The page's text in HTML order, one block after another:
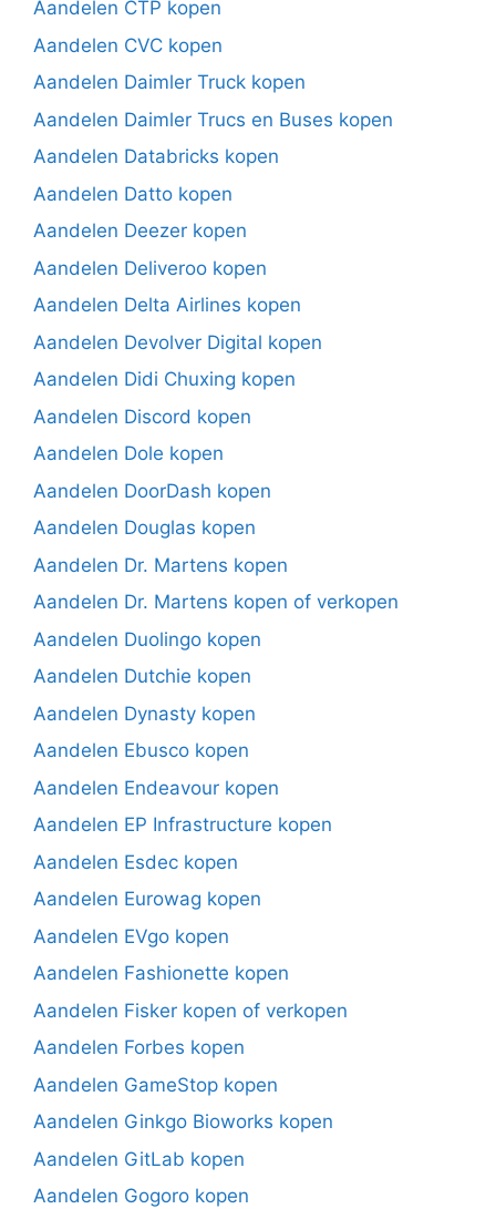
Aandelen CTP kopen
Aandelen CVC kopen
Aandelen Daimler Truck kopen
Aandelen Daimler Trucs en Buses kopen
Aandelen Databricks kopen
Aandelen Datto kopen
Aandelen Deezer kopen
Aandelen Deliveroo kopen
Aandelen Delta Airlines kopen
Aandelen Devolver Digital kopen
Aandelen Didi Chuxing kopen
Aandelen Discord kopen
Aandelen Dole kopen
Aandelen DoorDash kopen
Aandelen Douglas kopen
Aandelen Dr. Martens kopen
Aandelen Dr. Martens kopen of verkopen
Aandelen Duolingo kopen
Aandelen Dutchie kopen
Aandelen Dynasty kopen
Aandelen Ebusco kopen
Aandelen Endeavour kopen
Aandelen EP Infrastructure kopen
Aandelen Esdec kopen
Aandelen Eurowag kopen
Aandelen EVgo kopen
Aandelen Fashionette kopen
Aandelen Fisker kopen of verkopen
Aandelen Forbes kopen
Aandelen GameStop kopen
Aandelen Ginkgo Bioworks kopen
Aandelen GitLab kopen
Aandelen Gogoro kopen